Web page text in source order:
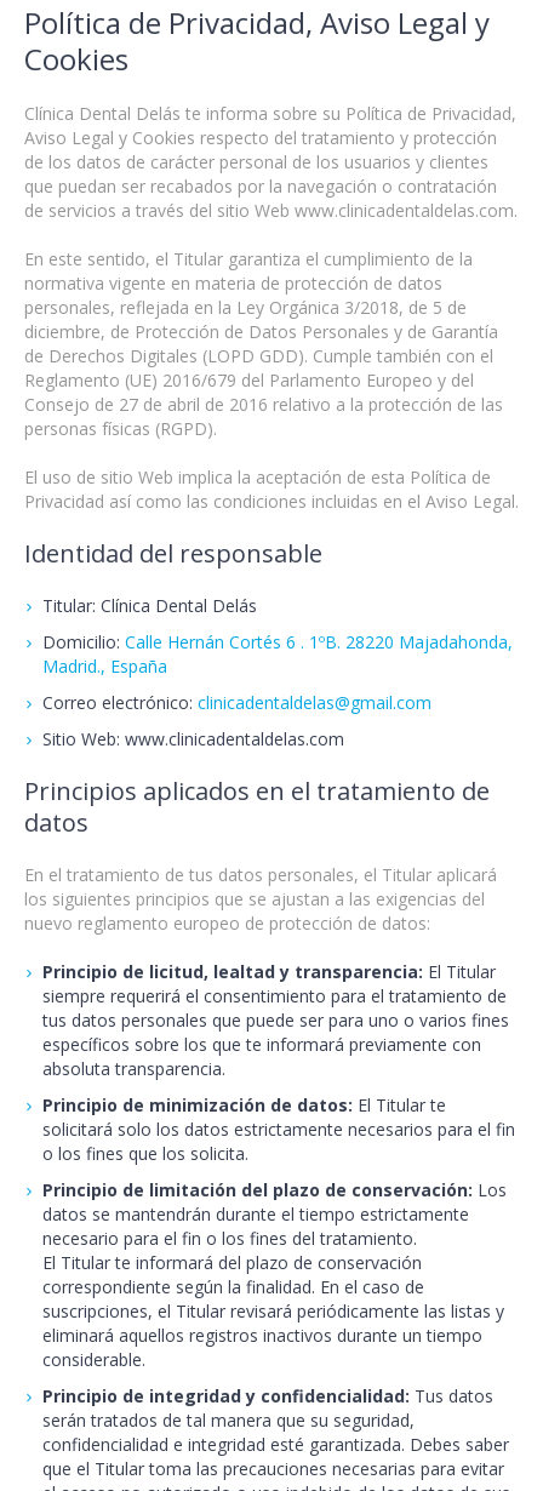
Política de Privacidad, Aviso Legal y
Cookies
Clínica Dental Delás te informa sobre su Política de Privacidad,
Aviso Legal y Cookies respecto del tratamiento y protección
de los datos de carácter personal de los usuarios y clientes
que puedan ser recabados por la navegación o contratación
de servicios a través del sitio Web www.clinicadentaldelas.com.
En este sentido, el Titular garantiza el cumplimiento de la
normativa vigente en materia de protección de datos
personales, reflejada en la Ley Orgánica 3/2018, de 5 de
diciembre, de Protección de Datos Personales y de Garantía
de Derechos Digitales (LOPD GDD). Cumple también con el
Reglamento (UE) 2016/679 del Parlamento Europeo y del
Consejo de 27 de abril de 2016 relativo a la protección de las
personas físicas (RGPD).
El uso de sitio Web implica la aceptación de esta Política de
Privacidad así como las condiciones incluidas en el Aviso Legal.
Identidad del responsable
Titular: Clínica Dental Delás
Domicilio: Calle Hernán Cortés 6 . 1ºB. 28220 Majadahonda,
Madrid., España
Correo electrónico: clinicadentaldelas@gmail.com
Sitio Web: www.clinicadentaldelas.com
Principios aplicados en el tratamiento de
datos
En el tratamiento de tus datos personales, el Titular aplicará
los siguientes principios que se ajustan a las exigencias del
nuevo reglamento europeo de protección de datos:
Principio de licitud, lealtad y transparencia: El Titular
siempre requerirá el consentimiento para el tratamiento de
tus datos personales que puede ser para uno o varios fines
específicos sobre los que te informará previamente con
absoluta transparencia.
Principio de minimización de datos: El Titular te
solicitará solo los datos estrictamente necesarios para el fin
o los fines que los solicita.
Principio de limitación del plazo de conservación: Los
datos se mantendrán durante el tiempo estrictamente
necesario para el fin o los fines del tratamiento.
El Titular te informará del plazo de conservación
correspondiente según la finalidad. En el caso de
suscripciones, el Titular revisará periódicamente las listas y
eliminará aquellos registros inactivos durante un tiempo
considerable.
Principio de integridad y confidencialidad: Tus datos
serán tratados de tal manera que su seguridad,
confidencialidad e integridad esté garantizada. Debes saber
que el Titular toma las precauciones necesarias para evitar